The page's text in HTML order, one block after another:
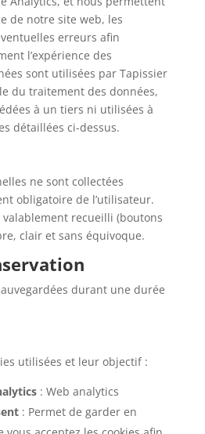
de notre site web, les
erreurs afin
l’expérience des
sont utilisées par Tapissier
du traitement des données,
à un tiers ni utilisées à
détaillées ci-dessus.
ne sont collectées
obligatoire de l’utilisateur.
valablement recueilli (boutons
clair et sans équivoque.
durant une durée
utilisées et leur objectif :
: Web analytics
: Permet de garder en